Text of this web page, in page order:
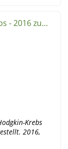
- 2016 zu
Krebs
2016,